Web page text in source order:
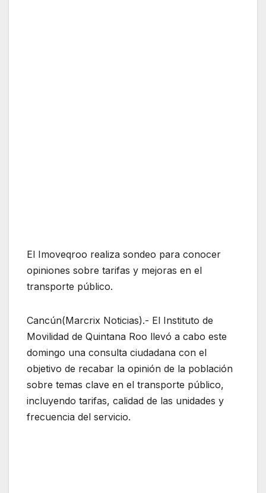
El Imoveqroo realiza sondeo para conocer
opiniones sobre tarifas y mejoras en el
transporte público.
Cancún(Marcrix Noticias).- El Instituto de
Movilidad de Quintana Roo llevó a cabo este
domingo una consulta ciudadana con el
objetivo de recabar la opinión de la población
sobre temas clave en el transporte público,
incluyendo tarifas, calidad de las unidades y
frecuencia del servicio.